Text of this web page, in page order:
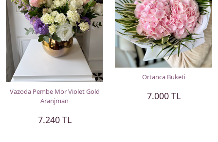
Vazoda Pembe Mor Violet Gold
Aranjman
7.240 TL
Ortanca Buketi
7.000 TL